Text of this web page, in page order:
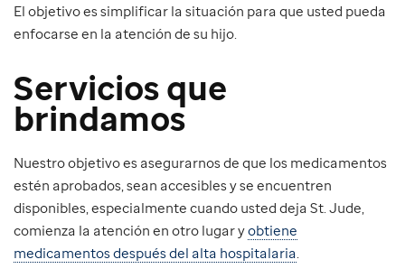
El objetivo es simplificar la situación para que usted pueda
enfocarse en la atención de su hijo.
Servicios que
brindamos
Nuestro objetivo es asegurarnos de que los medicamentos
estén aprobados, sean accesibles y se encuentren
disponibles, especialmente cuando usted deja St. Jude,
comienza la atención en otro lugar yobtiene
medicamentos después del alta hospitalaria